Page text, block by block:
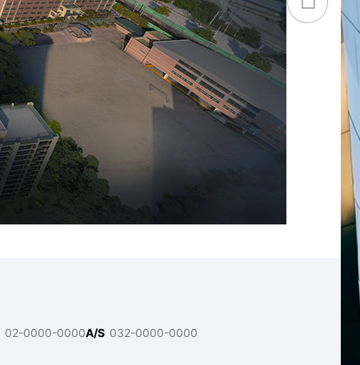
02-0000-0000A/S 032-0000-0000